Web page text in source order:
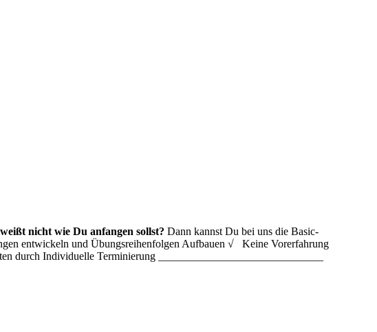
nicht wie Du anfangen sollst? Dann kannst Du bei uns die Basic-
entwickeln und Übungsreihenfolgen Aufbauen √ Keine Vorerfahrung
Individuelle Terminierung ______________________________